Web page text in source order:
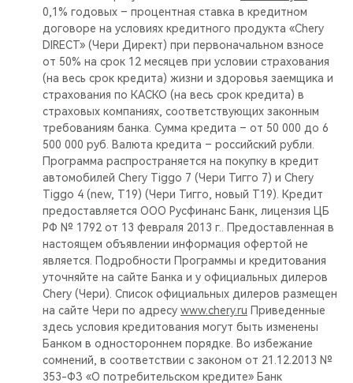
0,1% годовых – процентная ставка в кредитном
договоре на условиях кредитного продукта «Chery
DIRECT» (Чери Директ) при первоначальном взносе
от 50% на срок 12 месяцев при условии страхования
(на весь срок кредита) жизни и здоровья заемщика и
страхования по КАСКО (на весь срок кредита) в
страховых компаниях, соответствующих законным
требованиям банка. Сумма кредита – от 50 000 до 6
500 000 руб. Валюта кредита – российский рубли.
Программа распространяется на покупку в кредит
автомобилей Chery Tiggo 7 (Чери Тигго 7) и Chery
Tiggo 4 (new, T19) (Чери Тигго, новый Т19). Кредит
предоставляется ООО Русфинанс Банк, лицензия ЦБ
РФ № 1792 от 13 февраля 2013 г.. Предоставленная в
настоящем объявлении информация офертой не
является. Подробности Программы и кредитования
уточняйте на сайте Банка и у официальных дилеров
Chery (Чери). Список официальных дилеров размещен
на сайте Чери по адресу www.chery.ru Приведенные
здесь условия кредитования могут быть изменены
Банком в одностороннем порядке. Во избежание
сомнений, в соответствии с законом от 21.12.2013 №
353-ФЗ «О потребительском кредите» Банк